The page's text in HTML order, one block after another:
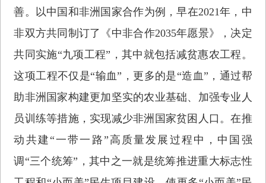
善。以中国和非洲国家合作为例，早在2021年，中
非双方共同制订了《中非合作2035年愿景》，决定
共同实施“九项工程”，其中就包括减贫惠农工程。
这项工程不仅是“输血”，更多的是“造血”，通过帮
助非洲国家构建更加坚实的农业基础、加强专业人
员训练等措施，实现减少非洲国家贫困人口。在推
动共建“一带一路”高质量发展过程中，中国强
调“三个统筹”，其中之一就是统筹推进重大标志性